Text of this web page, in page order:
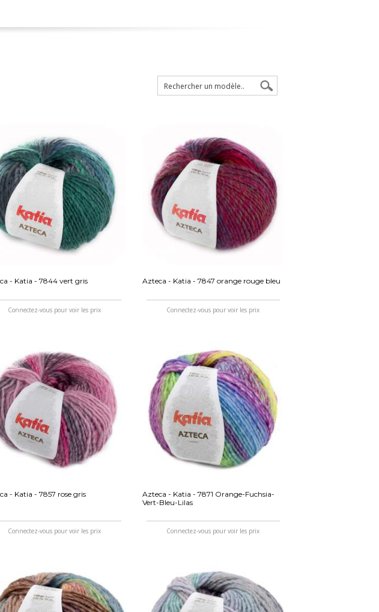
- Katia - 7844 vert gris
Connectez-vous pour voir les prix
Azteca - Katia - 7847 orange rouge bleu
Connectez-vous pour voir les prix
- Katia - 7857 rose gris
Connectez-vous pour voir les prix
Azteca - Katia - 7871 Orange-Fuchsia-
Vert-Bleu-Lilas
Connectez-vous pour voir les prix